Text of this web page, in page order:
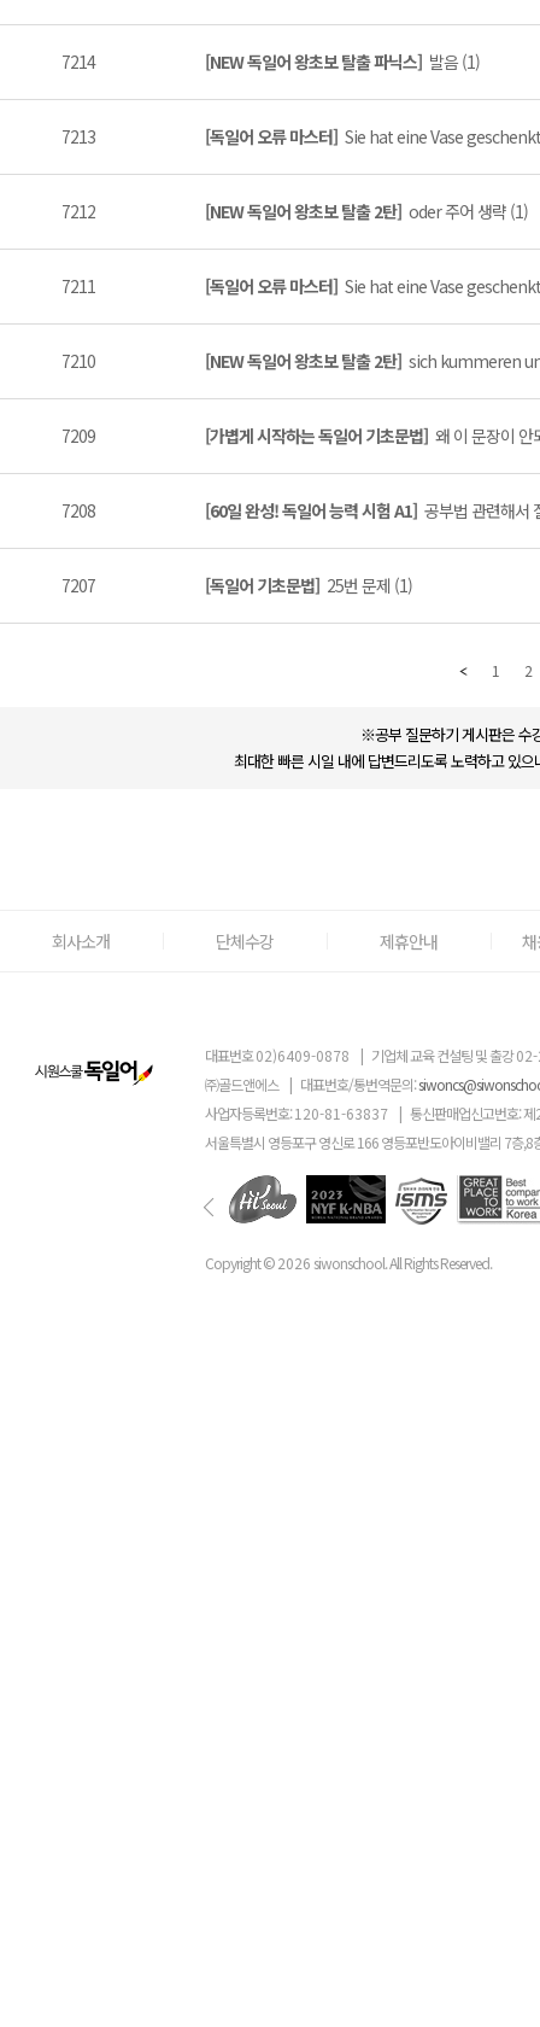
7214 [NEW 독일어 왕초보 탈출 파닉스] 발음 (1)
7213 [독일어 오류 마스터] Sie hat eine Vase
7212 [NEW 독일어 왕초보 탈출 2탄] oder 주어 생략 (1)
7211 [독일어 오류 마스터] Sie hat eine Vase
7210 [NEW 독일어 왕초보 탈출 2탄] sich kummeren
7209 [가볍게 시작하는 독일어 기초문법] 왜 이 문장이 안
7208 [60일 완성! 독일어 능력 시험 A1] 공부법 관련해서
7207 [독일어 기초문법] 25번 문제 (1)
1 2
※공부 질문하기 게시판은 수
최대한 빠른 시일 내에 답변드리도록 노력하고 있
회사소개 단체수강 제휴안내
대표번호02)6409-0878 | 기업체 교육 컨설팅 및 출강
㈜골드앤에스 | 대표번호/통번역문의:
사업자등록번호:120-81-63837 | 통신판매업신고번호: 제
서울특별시 영등포구 영신로 166 영등포반도아이비밸리 7층,8
Copyright ©2026 siwonschool. All Rights Reserved.